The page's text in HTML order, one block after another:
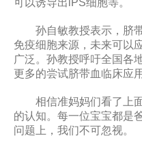
孙自敏教授表示，脐
免疫细胞来源，未来可以
广泛。孙教授呼吁全国各
更多的尝试脐带血临床应用
相信准妈妈们看了上
的认知。每一位宝宝都是
问题上，我们不可忽视。